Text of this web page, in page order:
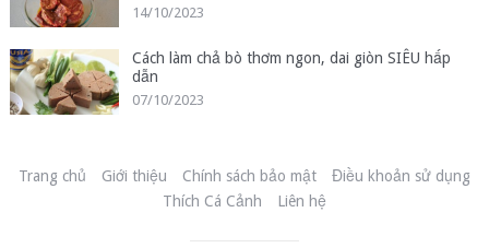
14/10/2023
Cách làm chả bò thơm ngon, dai giòn SIÊU hấp
dẫn
07/10/2023
Trang chủ Giới thiệu Chính sách bảo mật
Điều khoản sử dụng
Thích Cá Cảnh
Liên hệ